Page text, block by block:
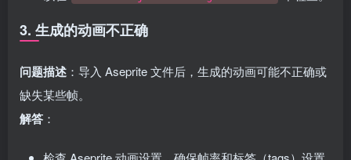
3. 生成的动画不正确
问题描述 ：导入 Aseprite 文件后，生成的动画可能不正确或
缺失某些帧。
解答 ：